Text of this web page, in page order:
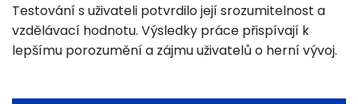
Testování s uživateli potvrdilo její srozumitelnost a
vzdělávací hodnotu. Výsledky práce přispívají k
lepšímu porozumění a zájmu uživatelů o herní vývoj.